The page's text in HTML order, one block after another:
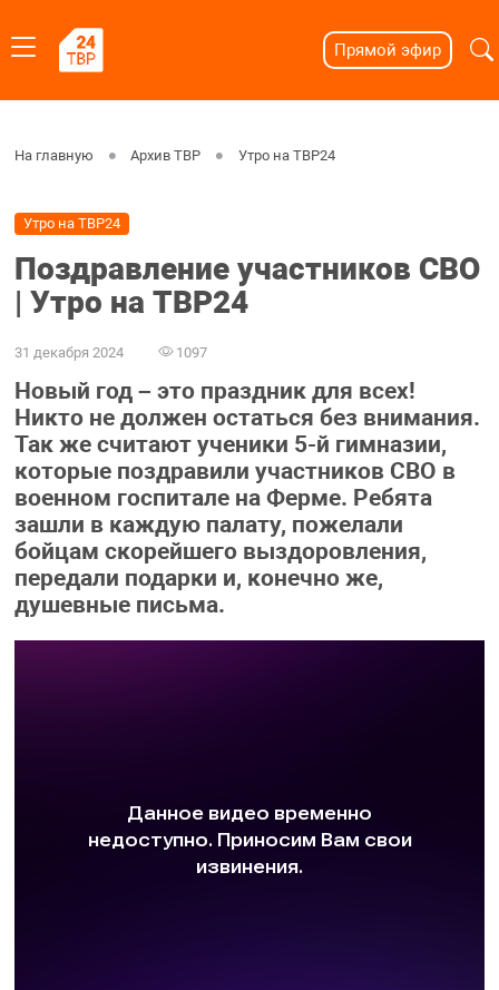
Прямой эфир
На главную Архив ТВР Утро на ТВР24
Утро на ТВР24
Поздравление участников СВО
| Утро на ТВР24
31 декабря 2024 1097
Новый год – это праздник для всех!
Никто не должен остаться без внимания.
Так же считают ученики 5-й гимназии,
которые поздравили участников СВО в
военном госпитале на Ферме. Ребята
зашли в каждую палату, пожелали
бойцам скорейшего выздоровления,
передали подарки и, конечно же,
душевные письма.